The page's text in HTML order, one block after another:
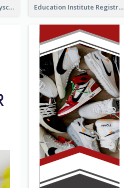
Summer Online Sale Skyscraper Banner Education Institute Registration Wide Skyscraper Banner